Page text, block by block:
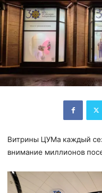
Витрины ЦУМа каждый
внимание миллионов